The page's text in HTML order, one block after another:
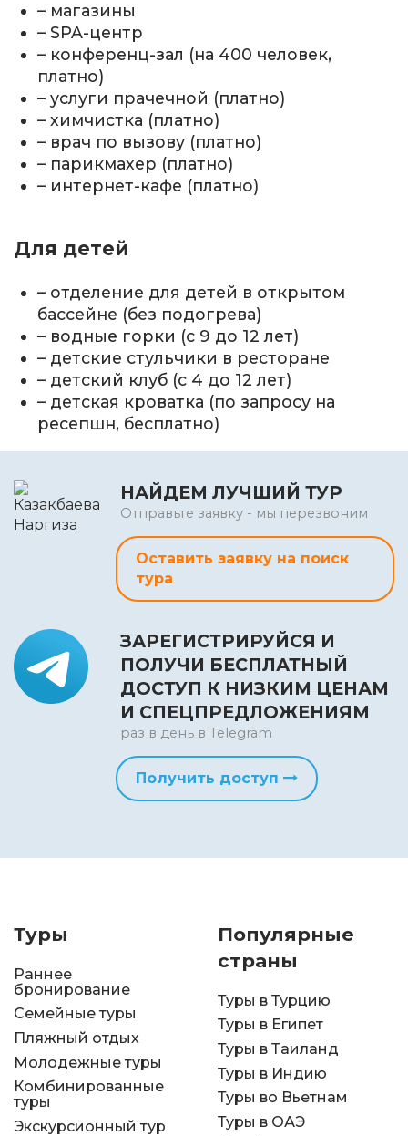
– магазины
– SPA-центр
– конференц-зал (на 400 человек,
платно)
– услуги прачечной (платно)
– химчистка (платно)
– врач по вызову (платно)
– парикмахер (платно)
– интернет-кафе (платно)
Для детей
– отделение для детей в открытом
бассейне (без подогрева)
– водные горки (с 9 до 12 лет)
– детские стульчики в ресторане
– детский клуб (с 4 до 12 лет)
– детская кроватка (по запросу на
ресепшн, бесплатно)
НАЙДЕМ ЛУЧШИЙ ТУР
Отправьте заявку - мы перезвоним
Оставить заявку на поиск
тура
ЗАРЕГИСТРИРУЙСЯ И
ПОЛУЧИ БЕСПЛАТНЫЙ
ДОСТУП К НИЗКИМ ЦЕНАМ
И СПЕЦПРЕДЛОЖЕНИЯМ
раз в день в Telegram
Получить доступ
Туры
Раннее
бронирование
Семейные туры
Пляжный отдых
Молодежные туры
Комбинированные
туры
Экскурсионный тур
Популярные
страны
Туры в Турцию
Туры в Египет
Туры в Таиланд
Туры в Индию
Туры во Вьетнам
Туры в ОАЭ